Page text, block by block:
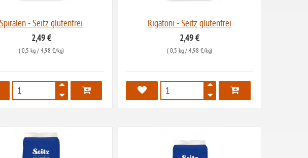
Spiralen - Seitz glutenfrei
2,49 €
( 0,5 kg/ 4,98 €/kg)
541
Rigatoni - Seitz glutenfrei
2,49 €
(0,5 kg / 4,98 €/kg)
542